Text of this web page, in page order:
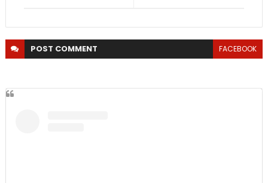
POST COMMENT FACEBOOK